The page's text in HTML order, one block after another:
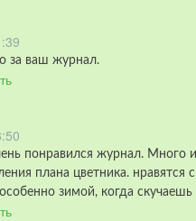
за ваш журнал.
понравился журнал. Много
плана цветника.
зимой, когда